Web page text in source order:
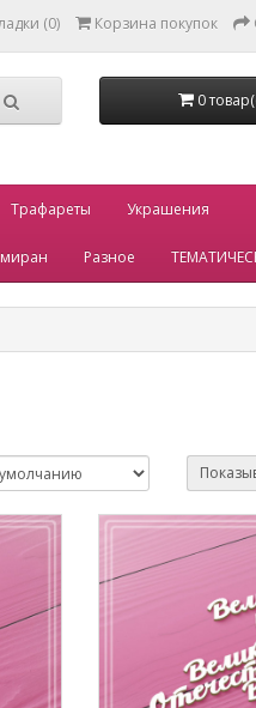
(0) Корзина покупок
0
Трафареты Украшения
Разное